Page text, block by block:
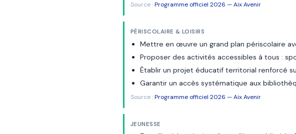
Source :Programme officiel 2026 — Aix Avenir
PÉRISCOLAIRE & LOISIRS
Mettre en œuvre un grand plan périscolaire
Proposer des activités accessibles à tous :
Établir un projet éducatif territorial renforcé
Garantir un accès systématique aux
Source :Programme officiel 2026 — Aix Avenir
JEUNESSE